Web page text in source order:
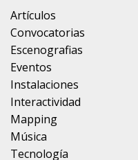
Artículos
Convocatorias
Escenografias
Eventos
Instalaciones
Interactividad
Mapping
Música
Tecnología